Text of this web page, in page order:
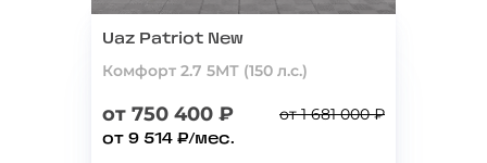
Uaz Patriot New
Комфорт 2.7 5МТ (150 л.с.)
от 750 400 ₽ от 1 681 000 ₽
от 9 514 ₽/мес.